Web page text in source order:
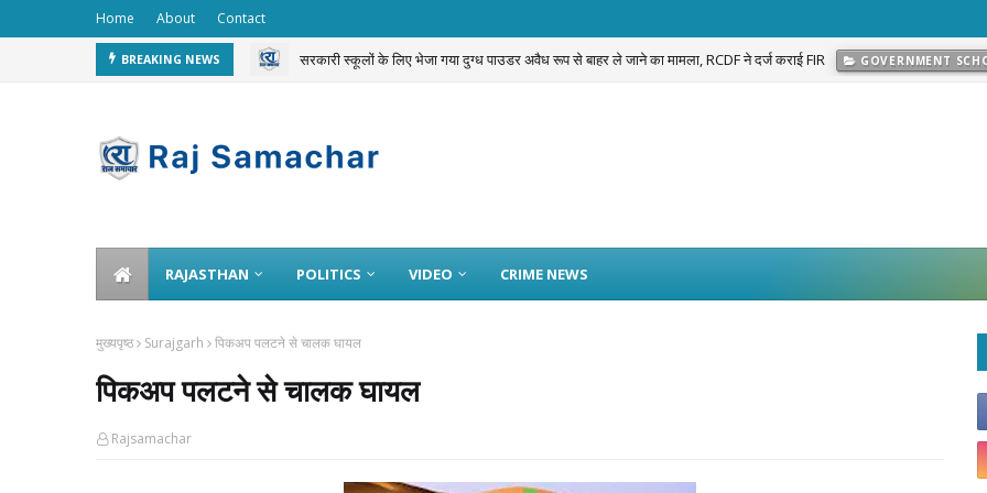
Home About Contact
BREAKING NEWS सरकारी स्कूलों के लिए भेजा गया दुग्ध पाउडर अवैध रूप से बाहर ले जाने का मामला, RCDF ने दर्ज कराई FIR GOVERNMENT
RAJASTHAN POLITICS VIDEO CRIME NEWS
मुख्यपृष्ठ Surajgarh पिकअप पलटने से चालक घायल
पिकअप पलटने से चालक घायल
Rajsamachar